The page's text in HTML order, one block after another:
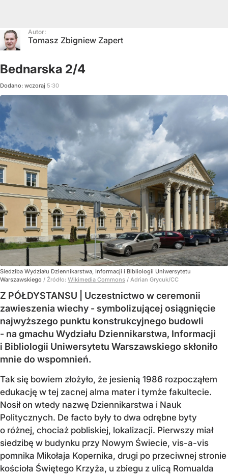
Autor:
Tomasz Zbigniew Zapert
Bednarska 2/4
Dodano: wczoraj 5:30
Siedziba Wydziału Dziennikarstwa, Informacji i Bibliologii Uniwersytetu
Warszawskiego / Źródło: Wikimedia Commons / Adrian Grycuk/CC
Z PÓŁDYSTANSU | Uczestnictwo w ceremonii
zawieszenia wiechy - symbolizującej osiągnięcie
najwyższego punktu konstrukcyjnego budowli
- na gmachu Wydziału Dziennikarstwa, Informacji
i Bibliologii Uniwersytetu Warszawskiego skłoniło
mnie do wspomnień.
Tak się bowiem złożyło, że jesienią 1986 rozpocząłem
edukację w tej zacnej alma mater i tymże fakultecie.
Nosił on wtedy nazwę Dziennikarstwa i Nauk
Politycznych. De facto były to dwa odrębne byty
o różnej, chociaż pobliskiej, lokalizacji. Pierwszy miał
siedzibę w budynku przy Nowym Świecie, vis-a-vis
pomnika Mikołaja Kopernika, drugi po przeciwnej stronie
kościoła Świętego Krzyża, u zbiegu z ulicą Romualda